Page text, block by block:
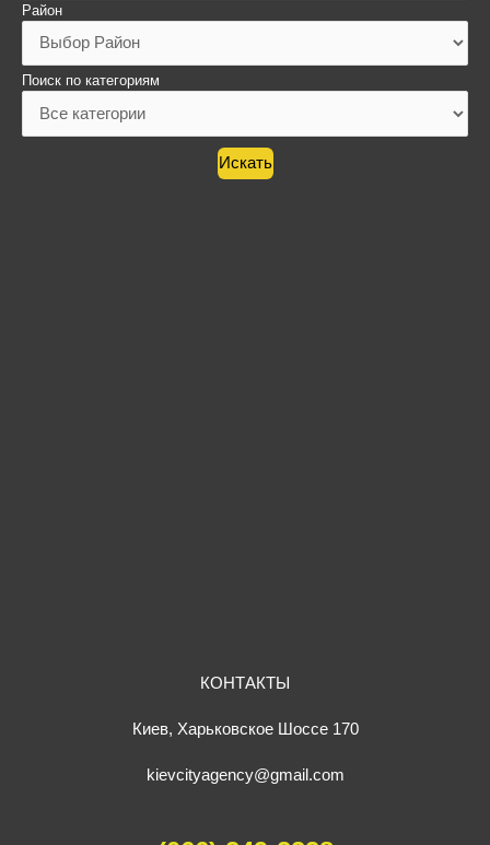
Район
Поиск по категориям
КОНТАКТЫ
Киев, Харьковское Шоссе 170
kievcityagency@gmail.com